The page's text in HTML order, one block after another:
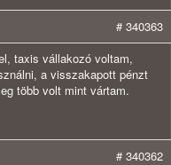
# 340363
taxis vállakozó voltam,
a visszakapott pénzt
több volt mint vártam.
# 340362